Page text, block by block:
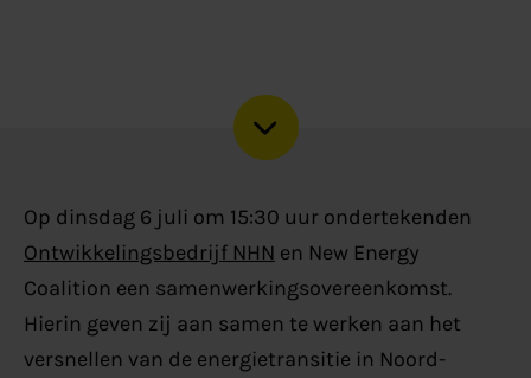
Op dinsdag 6 juli om 15:30 uur ondertekenden
Ontwikkelingsbedrijf NHN en New Energy
Coalition een samenwerkingsovereenkomst.
Hierin geven zij aan samen te werken aan het
versnellen van de energietransitie in Noord-